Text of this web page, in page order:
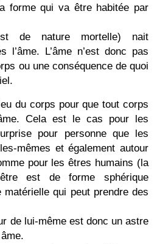
forme qui va être habitée par
de nature mortelle) nait
l’âme. L’âme n’est donc pas
ou une conséquence de quoi
du corps pour que tout corps
Cela est le cas pour les
pour personne que les
mêmes et également autour
pour les êtres humains (la
est de forme sphérique
qui peut prendre des
de lui-même est donc un astre